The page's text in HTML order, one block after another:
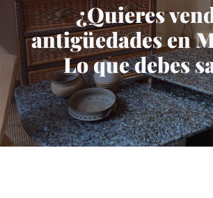
¿Quieres
antigüedades en
Lo que debes